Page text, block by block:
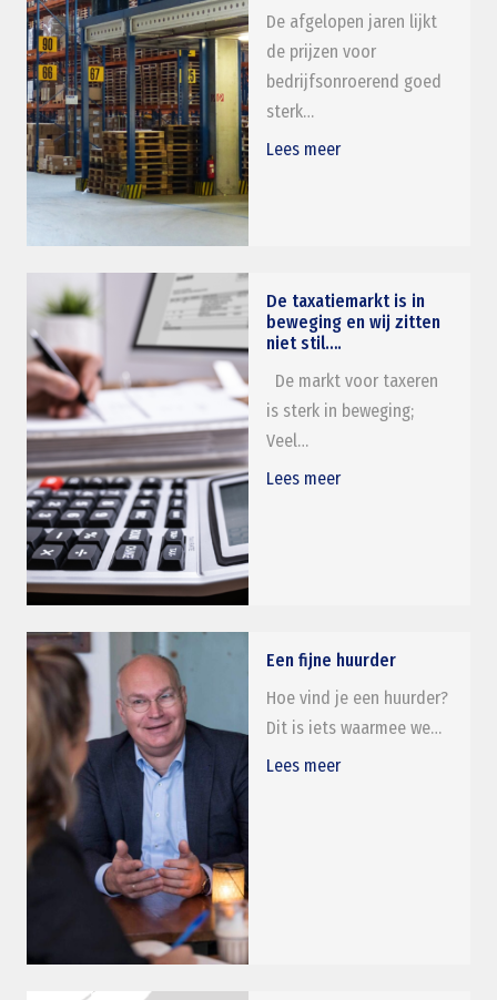
De afgelopen jaren lijkt
de prijzen voor
bedrijfsonroerend goed
sterk…
Lees meer
De taxatiemarkt is in
beweging en wij zitten
niet stil….
De markt voor taxeren
is sterk in beweging;
Veel…
Lees meer
Een fijne huurder
Hoe vind je een huurder?
Dit is iets waarmee we…
Lees meer